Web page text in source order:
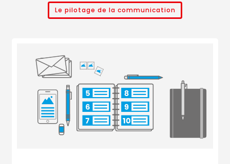
Le pilotage de la communication